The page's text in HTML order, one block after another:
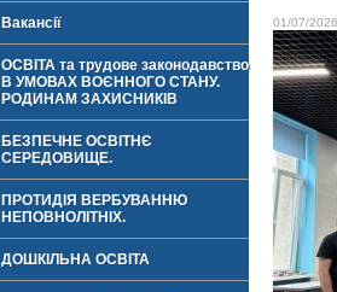
Вакансії
ОСВІТА та трудове законодавство
В УМОВАХ ВОЄННОГО СТАНУ.
РОДИНАМ ЗАХИСНИКІВ
БЕЗПЕЧНЕ ОСВІТНЄ
СЕРЕДОВИЩЕ.
ПРОТИДІЯ ВЕРБУВАННЮ
НЕПОВНОЛІТНІХ.
ДОШКІЛЬНА ОСВІТА
01/07/2026